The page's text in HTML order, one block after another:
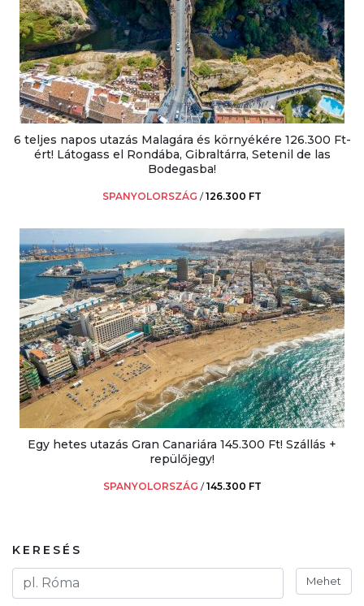
6 teljes napos utazás Malagára és környékére 126.300 Ft-
ért! Látogass el Rondába, Gibraltárra, Setenil de las
Bodegasba!
SPANYOLORSZÁG /126.300 FT
Egy hetes utazás Gran Canariára 145.300 Ft! Szállás +
repülőjegy!
SPANYOLORSZÁG /145.300 FT
KERESÉS
Mehet